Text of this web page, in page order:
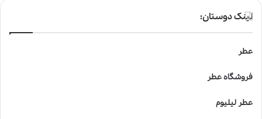
لینک دوستان:
عطر
فروشگاه عطر
عطر لیلیوم